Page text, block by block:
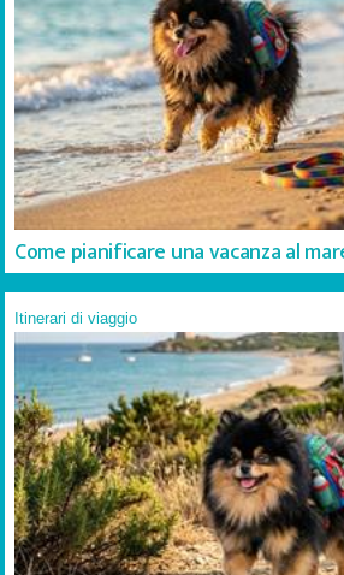
Come pianificare una vacanza al
Itinerari di viaggio